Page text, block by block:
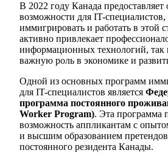
В 2022 году Канада
возможности для IT-специалистов,
иммигрировать и работать в этой
активно привлекает
информационных технологий, так
важную роль в экономике и
Одной из основных программ
для IT-специалистов является
программа постоянного
Worker Program). Эта программа
возможность аппликантам с
и высшим образованием
постоянного резидента Канады.